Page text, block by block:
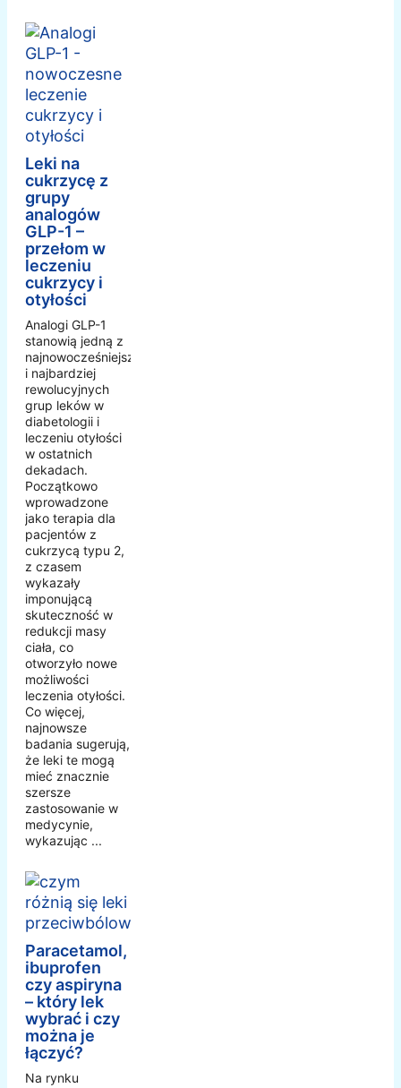
Leki na
cukrzycę z
grupy
analogów
GLP-1 –
przełom w
leczeniu
cukrzycy i
otyłości
Analogi GLP-1
stanowią jedną z
najnowocześniejszych
i najbardziej
rewolucyjnych
grup leków w
diabetologii i
leczeniu otyłości
w ostatnich
dekadach.
Początkowo
wprowadzone
jako terapia dla
pacjentów z
cukrzycą typu 2,
z czasem
wykazały
imponującą
skuteczność w
redukcji masy
ciała, co
otworzyło nowe
możliwości
leczenia otyłości.
Co więcej,
najnowsze
badania sugerują,
że leki te mogą
mieć znacznie
szersze
zastosowanie w
medycynie,
wykazując ...
Paracetamol,
ibuprofen
czy aspiryna
– który lek
wybrać i czy
można je
łączyć?
Na rynku